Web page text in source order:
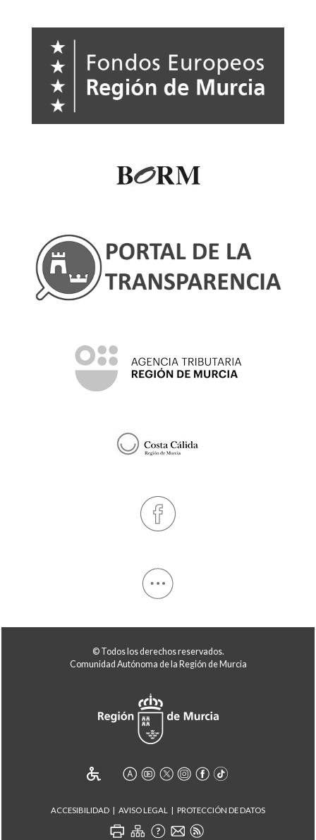
© Todos los derechos reservados.
Comunidad Autónoma de la Región de Murcia
ACCESIBILIDAD AVISO LEGAL PROTECCIÓN DE DATOS